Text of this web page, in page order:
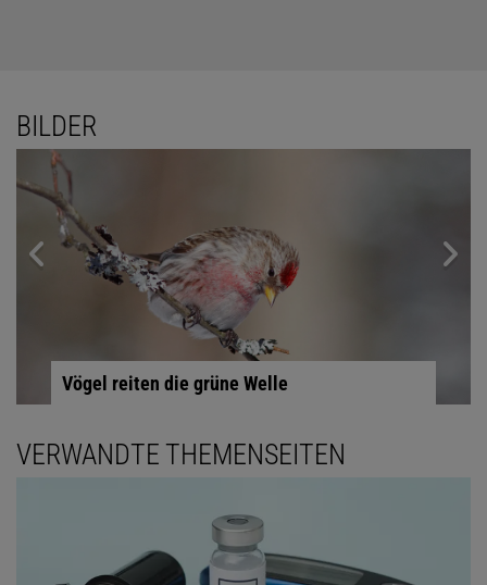
BILDER
Vögel reiten die grüne Welle
VERWANDTE THEMENSEITEN